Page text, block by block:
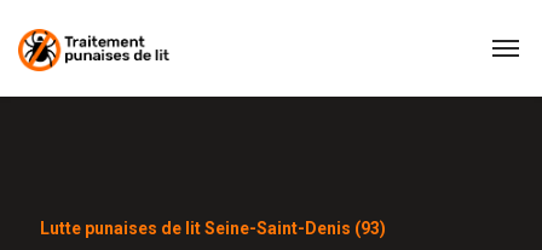
Lutte punaises de lit Seine-Saint-Denis (93)